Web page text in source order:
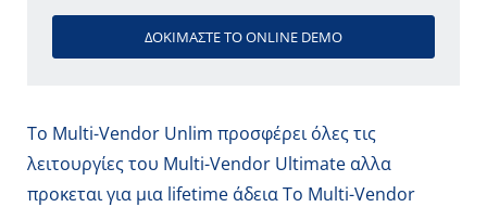
ΔΟΚΙΜΆΣΤΕ ΤΟ ONLINE DEMO
Το Multi-Vendor Unlim προσφέρει όλες τις
λειτουργίες του Multi-Vendor Ultimate αλλα
προκεται για μια lifetime άδεια Το Multi-Vendor